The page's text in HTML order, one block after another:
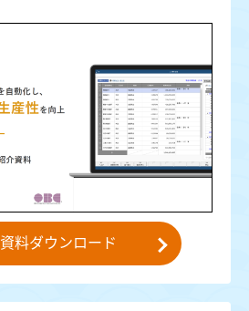
資料ダウンロード